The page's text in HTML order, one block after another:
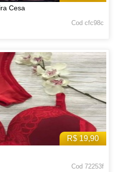
Cesa
Cod cfc98c
R$ 19,90
Cod 72253f